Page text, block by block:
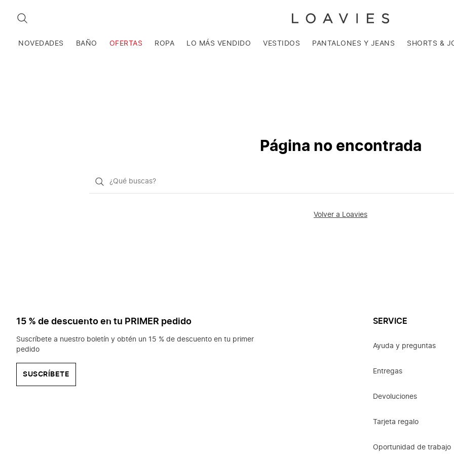
BUSCAR
NOVEDADES BAÑO OFERTAS ROPA LO MÁS VENDIDO VESTIDOS PANTALONES Y JEANS SHORTS &
Página no encontrada
¿Qué
Volver a Loavies
15 % de descuento en tu PRIMER pedido
Suscríbete a nuestro boletín y obtén un 15 % de descuento en tu primer
pedido
SUSCRÍBETE
SERVICE
Ayuda y preguntas
Entregas
Devoluciones
Tarjeta regalo
Oportunidad de trabajo